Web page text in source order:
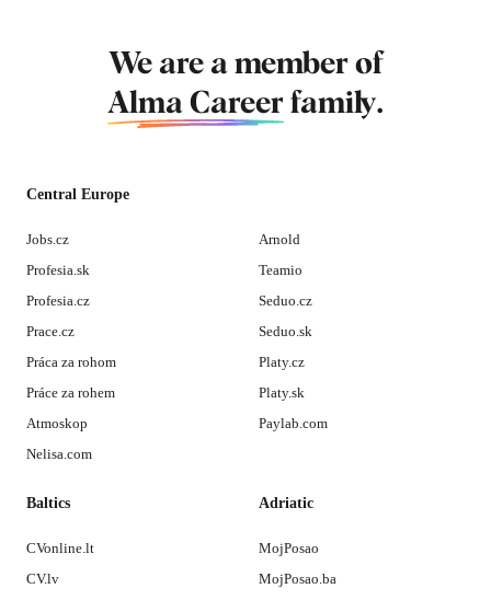
We are a member of
Alma Career family.
Central Europe
Jobs.cz
Profesia.sk
Profesia.cz
Prace.cz
Práca za rohom
Práce za rohem
Atmoskop
Nelisa.com
Arnold
Teamio
Seduo.cz
Seduo.sk
Platy.cz
Platy.sk
Paylab.com
Baltics
CVonline.lt
CV.lv
Adriatic
MojPosao
MojPosao.ba